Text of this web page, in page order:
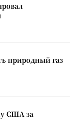
природный газ
США за